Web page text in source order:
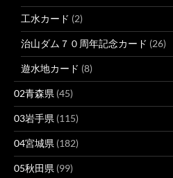
工水カード (2)
治山ダム７０周年記念カード (26)
遊水地カード (8)
02青森県 (45)
03岩手県 (115)
04宮城県 (182)
05秋田県 (99)